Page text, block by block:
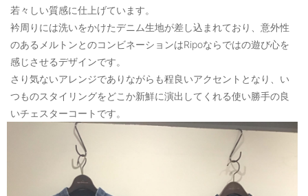
若々しい質感に仕上げています。
衿周りには洗いをかけたデニム生地が差し込まれており、意外性
のあるメルトンとのコンビネーションはRipoならではの遊び心を
感じさせるデザインです。
さり気ないアレンジでありながらも程良いアクセントとなり、い
つものスタイリングをどこか新鮮に演出してくれる使い勝手の良
いチェスターコートです。